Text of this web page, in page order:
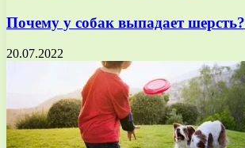
Почему у собак выпадает шерсть?
20.07.2022